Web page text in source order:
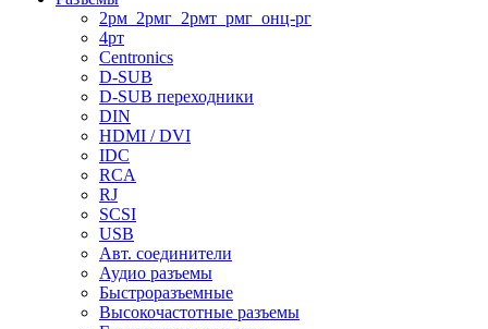
2рм_2рмг_2рмт_рмг_онц-рг
4рт
Centronics
D-SUB
D-SUB переходники
DIN
HDMI / DVI
IDC
RCA
RJ
SCSI
USB
Авт. соединители
Аудио разъемы
Быстроразъемные
Высокочастотные разъемы